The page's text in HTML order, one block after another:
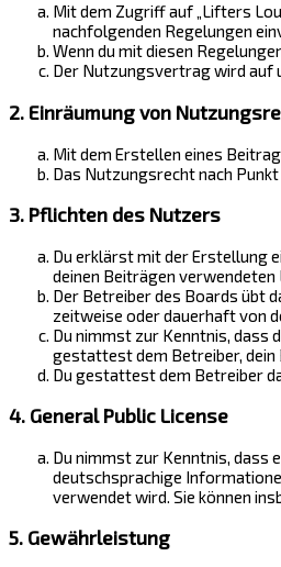
Mit dem Zugriff auf „Lifters
nachfolgenden Regelungen
Wenn du mit diesen
Der Nutzungsvertrag wird auf
2. Einräumung von
Mit dem Erstellen eines
Das Nutzungsrecht nach
3. Pflichten des Nutzers
Du erklärst mit der Erstellung
deinen Beiträgen verwendeten
Der Betreiber des Boards übt
zeitweise oder dauerhaft von
Du nimmst zur Kenntnis, dass
gestattest dem Betreiber, dein
Du gestattest dem Betreiber
4. General Public License
Du nimmst zur Kenntnis, dass
deutschsprachige
verwendet wird. Sie können
5. Gewährleistung